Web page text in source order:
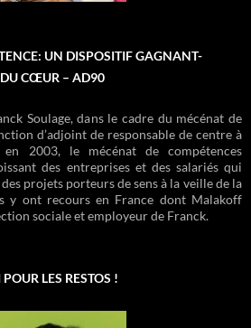
UN DISPOSITIF GAGNANT-
CŒUR – AD90
Soulage, dans le cadre du mécénat de
d’adjoint de responsable de centre à
2003, le mécénat de compétences
des entreprises et des salariés qui
projets porteurs de sens à la veille de la
y ont recours en France dont Malakoff
sociale et employeur de Franck.
LES RESTOS !